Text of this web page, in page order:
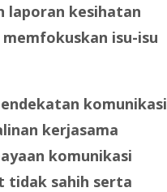
laporan kesihatan
isu-isu
komunikasi
kerjasama
komunikasi
tidak sahih serta